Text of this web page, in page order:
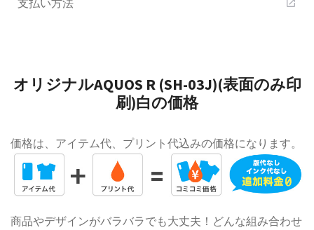
open_in_new
オリジナルAQUOS R (SH-03J)(表面のみ印
刷)白の価格
価格は、アイテム代、プリント代込みの価格になります。
商品やデザインがバラバラでも大丈夫！どんな組み合わせ